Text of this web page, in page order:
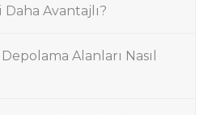
Avantajlı?
Alanları Nasıl